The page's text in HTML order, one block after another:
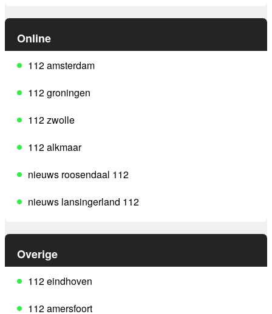
Online
112 amsterdam
112 groningen
112 zwolle
112 alkmaar
nieuws roosendaal 112
nieuws lansingerland 112
Overige
112 eindhoven
112 amersfoort